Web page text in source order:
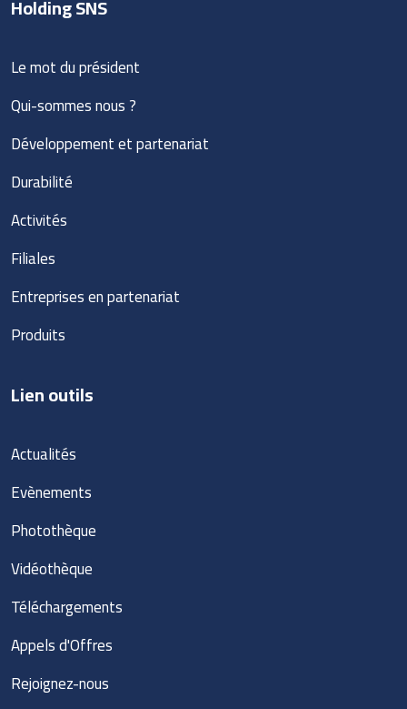
Holding SNS
Le mot du président
Qui-sommes nous ?
Développement et partenariat
Durabilité
Activités
Filiales
Entreprises en partenariat
Produits
Lien outils
Actualités
Evènements
Photothèque
Vidéothèque
Téléchargements
Appels d'Offres
Rejoignez-nous